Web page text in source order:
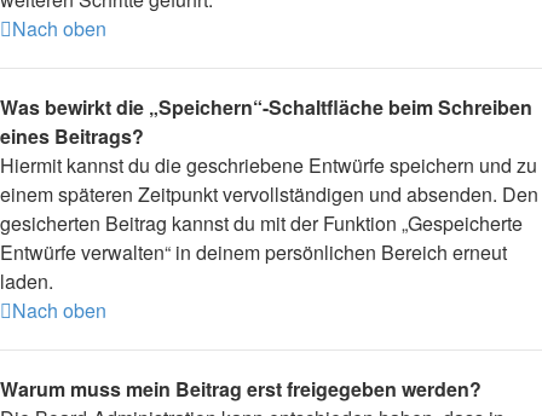
Nach oben
Was bewirkt die „Speichern“-Schaltfläche beim Schreiben
eines Beitrags?
Hiermit kannst du die geschriebene Entwürfe speichern und zu
einem späteren Zeitpunkt vervollständigen und absenden. Den
gesicherten Beitrag kannst du mit der Funktion „Gespeicherte
Entwürfe verwalten“ in deinem persönlichen Bereich erneut
laden.
Nach oben
Warum muss mein Beitrag erst freigegeben werden?